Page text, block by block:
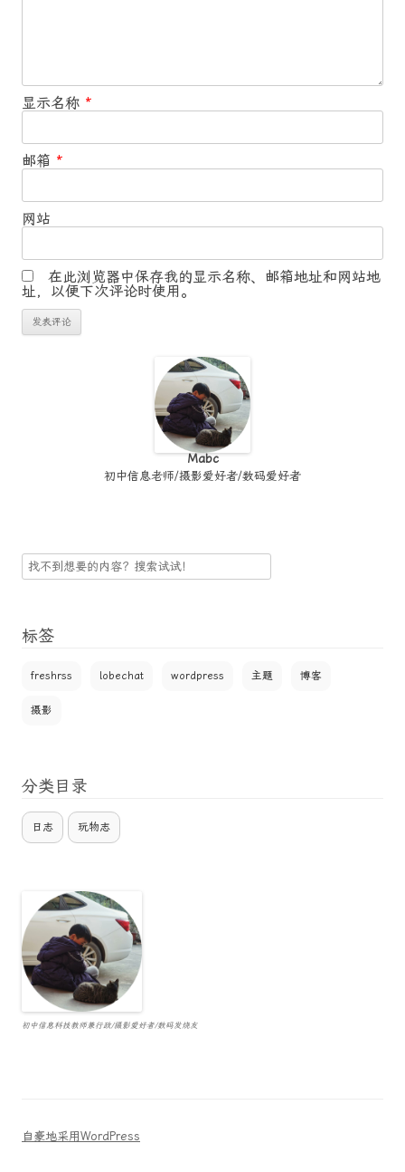
显示名称 *
邮箱 *
网站
在此浏览器中保存我的显示名称、邮箱地址和网站地
址，以便下次评论时使用。
Mabc
初中信息老师/摄影爱好者/数码爱好者
搜
标签
freshrss lobechat wordpress 主题 博客
摄影
分类目录
日志 玩物志
初中信息科技教师兼行政/摄影爱好者/数码发烧友
自豪地采用WordPress